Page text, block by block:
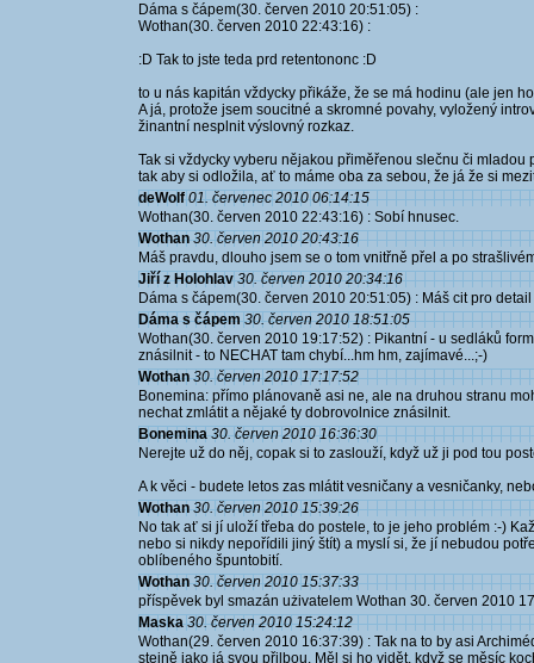
Dáma s čápem(30. červen 2010 20:51:05) :
Wothan(30. červen 2010 22:43:16) :
:D Tak to jste teda prd retentononc :D
to u nás kapitán vždycky přikáže, že se má hodinu (ale jen
A já, protože jsem soucitné a skromné povahy, vyložený
žinantní nesplnit výslovný rozkaz.
Tak si vždycky vyberu nějakou přiměřenou slečnu či
tak aby si odložila, ať to máme oba za sebou, že já že si
deWolf 01. červenec 2010 06:14:15
Wothan(30. červen 2010 22:43:16) : Sobí hnusec.
Wothan 30. červen 2010 20:43:16
Máš pravdu, dlouho jsem se o tom vnitřně přel a po
Jiří z Holohlav 30. červen 2010 20:34:16
Dáma s čápem(30. červen 2010 20:51:05) : Máš cit pro detail
Dáma s čápem 30. červen 2010 18:51:05
Wothan(30. červen 2010 19:17:52) : Pikantní - u sedláků
znásilnit - to NECHAT tam chybí...hm hm, zajímavé...;-)
Wothan 30. červen 2010 17:17:52
Bonemina: přímo plánovaně asi ne, ale na druhou stranu
nechat zmlátit a nějaké ty dobrovolnice znásilnit.
Bonemina 30. červen 2010 16:36:30
Nerejte už do něj, copak si to zaslouží, když už ji pod tou
A k věci - budete letos zas mlátit vesničany a vesničanky,
Wothan 30. červen 2010 15:39:26
No tak ať si jí uloží třeba do postele, to je jeho problém :-)
nebo si nikdy nepořídili jiný štít) a myslí si, že jí nebudou
oblíbeného špuntobití.
Wothan 30. červen 2010 15:37:33
příspěvek byl smazán użivatelem Wothan 30. červen 2010
Maska 30. červen 2010 15:24:12
Wothan(29. červen 2010 16:37:39) : Tak na to by asi
stejně jako já svou přilbou. Měl si ho vidět, když se měsíc